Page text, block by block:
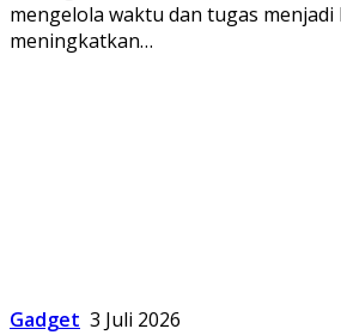
mengelola waktu dan tugas menjadi
meningkatkan…
Gadget 3 Juli 2026